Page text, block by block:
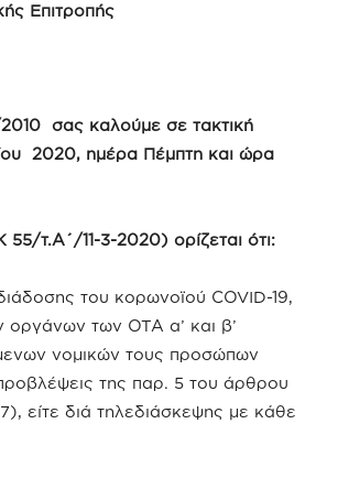
Επιτροπής
σας καλούμε σε τακτική
2020, ημέρα Πέμπτη και ώρα
τ.Α΄/11-3-2020) ορίζεται ότι:
του κορωνοϊού COVID-19,
των ΟΤΑ α’ και β’
νομικών τους προσώπων
της παρ. 5 του άρθρου
είτε διά τηλεδιάσκεψης με κάθε